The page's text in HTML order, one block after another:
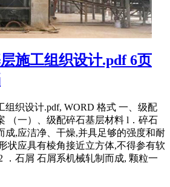
施工组织设计.pdf 6页
组织设计.pdf, WORD 格式 一、级配
（一）、级配碎石基层材料 l．碎石
成,应洁净、干燥,并具足够的强度和耐
状应具有棱角接近立方体,不得参有软
．石屑 石屑系机械轧制而成, 颗粒一